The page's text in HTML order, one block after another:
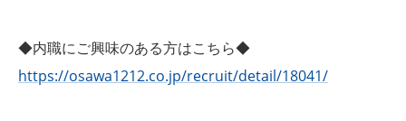
◆内職にご興味のある方はこちら◆
https://osawa1212.co.jp/recruit/detail/18041/